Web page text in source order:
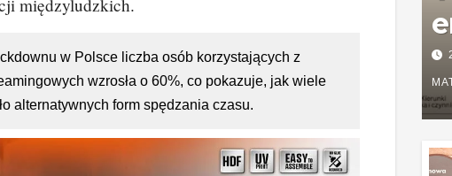
międzyludzkich.
w Polsce liczba osób korzystających z
wzrosła o 60%, co pokazuje, jak wiele
alternatywnych form spędzania czasu.